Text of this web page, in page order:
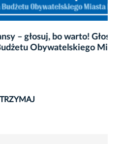
bo warto! Głosowanie w
Miasta